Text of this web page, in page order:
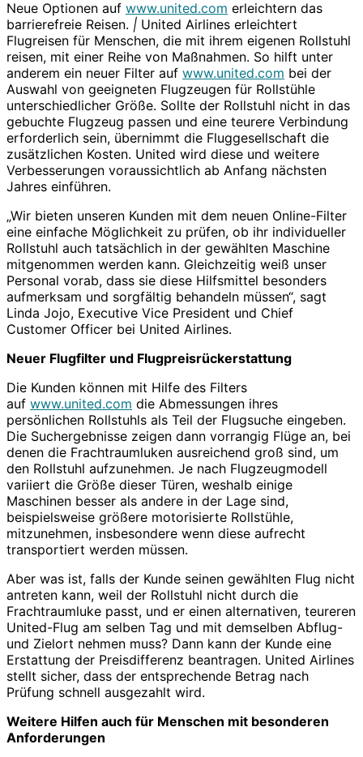
Neue Optionen auf www.united.com erleichtern das
barrierefreie Reisen. | United Airlines erleichtert
Flugreisen für Menschen, die mit ihrem eigenen Rollstuhl
reisen, mit einer Reihe von Maßnahmen. So hilft unter
anderem ein neuer Filter auf www.united.com bei der
Auswahl von geeigneten Flugzeugen für Rollstühle
unterschiedlicher Größe. Sollte der Rollstuhl nicht in das
gebuchte Flugzeug passen und eine teurere Verbindung
erforderlich sein, übernimmt die Fluggesellschaft die
zusätzlichen Kosten. United wird diese und weitere
Verbesserungen voraussichtlich ab Anfang nächsten
Jahres einführen.
„Wir bieten unseren Kunden mit dem neuen Online-Filter
eine einfache Möglichkeit zu prüfen, ob ihr individueller
Rollstuhl auch tatsächlich in der gewählten Maschine
mitgenommen werden kann. Gleichzeitig weiß unser
Personal vorab, dass sie diese Hilfsmittel besonders
aufmerksam und sorgfältig behandeln müssen“, sagt
Linda Jojo, Executive Vice President und Chief
Customer Officer bei United Airlines.
Neuer Flugfilter und Flugpreisrückerstattung
Die Kunden können mit Hilfe des Filters
auf www.united.com die Abmessungen ihres
persönlichen Rollstuhls als Teil der Flugsuche eingeben.
Die Suchergebnisse zeigen dann vorrangig Flüge an, bei
denen die Frachtraumluken ausreichend groß sind, um
den Rollstuhl aufzunehmen. Je nach Flugzeugmodell
variiert die Größe dieser Türen, weshalb einige
Maschinen besser als andere in der Lage sind,
beispielsweise größere motorisierte Rollstühle,
mitzunehmen, insbesondere wenn diese aufrecht
transportiert werden müssen.
Aber was ist, falls der Kunde seinen gewählten Flug nicht
antreten kann, weil der Rollstuhl nicht durch die
Frachtraumluke passt, und er einen alternativen, teureren
United-Flug am selben Tag und mit demselben Abflug-
und Zielort nehmen muss? Dann kann der Kunde eine
Erstattung der Preisdifferenz beantragen. United Airlines
stellt sicher, dass der entsprechende Betrag nach
Prüfung schnell ausgezahlt wird.
Weitere Hilfen auch für Menschen mit besonderen
Anforderungen